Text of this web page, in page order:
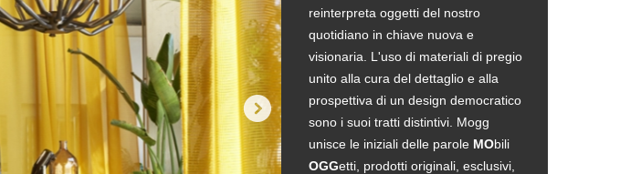
reinterpreta oggetti del nostro
quotidiano in chiave nuova e
visionaria. L'uso di materiali di pregio
unito alla cura del dettaglio e alla
prospettiva di un design democratico
sono i suoi tratti distintivi. Mogg
unisce le iniziali delle parole MObili
OGGetti, prodotti originali, esclusivi,